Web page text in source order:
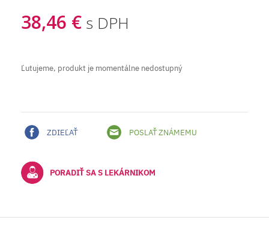
38,46 € s DPH
Ľutujeme, produkt je momentálne nedostupný
ZDIEĽAŤ POSLAŤ ZNÁMEMU
PORADIŤ SA S LEKÁRNIKOM